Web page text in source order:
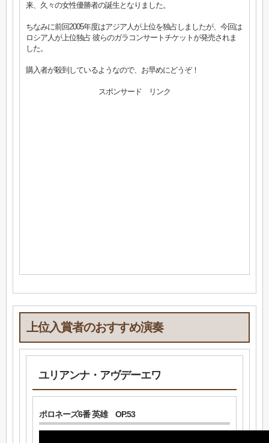
来、久々の女性優勝者の誕生となりました。
ちなみに前回2005年度はアジア人が上位を独占しましたが、今回は
ロシア人が上位独占 彼らのガラコンサートチケットが発売されま
した。
購入者が殺到しているようなので、お早めにどうぞ！
スポンサード リンク
上位入賞者のおすすめ演奏
ユリアンナ・アヴデーエワ
ポロネーズ6番 英雄 OP.53